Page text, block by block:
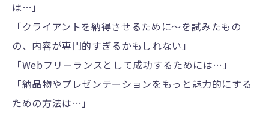
は…」
「クライアントを納得させるために〜を試みたもの
の、内容が専門的すぎるかもしれない」
「Webフリーランスとして成功するためには…」
「納品物やプレゼンテーションをもっと魅力的にする
ための方法は…」